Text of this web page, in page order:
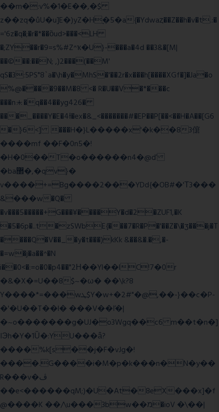
��m�:v%�1�E��,�$
z��zq�ůU�u]E�)yZ�Hׇ�5�a{�Ydwaȥ��Z��h�v�t.:�
='6z�q�;�r�*��ȍud>���<LH
�;ZY��r�9=s%#Z^ҡ�U}-���a�4d ��3&�[M|
��©��:��N; ,)2���(��M'
qS�3:5PS"8`a�\h�y�MhS�'��2r�x���h[����XGf�]�Ja�o
%@����9��M�8 <� R�U��V�*���c
���n⯸�q��4��yg426�
���_����Y�E�4Ɨ�ex�&_<�������#�EP��P[��<��H�A��[G6
�}6<] ���H�}L�����x'�k��83僒
����mf ��F�0n5�!
�H�0��T�o������n4�@ď
�ba޲�,�qv}�
v����+=Bg����2���YDd{�OB#�'Τ3���
&���w�Q�
�v���5�����+G���¥����Y�d�2�ZUF1,�K
�5�6p�..t�zSWbE{���7�R�P�'��Z�\�ʒ���j�T
����Q�V��_�y�t���)kKk &��&�.�,�-
�=w�j�a��^�N
i��0<�:=o�0�p4��"2Η��Yl��lC!7�0r
�&�X�=U��8$~�ω� ��\k?8
Y����*=���wܛ$Y�w+�2#"�@,��-}��c�P-
�'�U��T��l� ���V��ľ�|
�~o�������g�UJ�o3Wgq��c6 m��t�n�]
IЭh�Y�1Ȕ�:YU���ǟ?
����%k[s��j�F�vJg�!
����.G����i�M�p�k���n�N�y��
R���v�ڤ
��e<������qM;)�U�At�8eX���x]�f
@����K ��/\u���3bw��מ�ioV �\��|